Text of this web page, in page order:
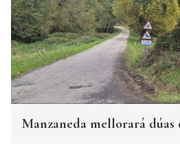
Manzaneda mellorará dúas